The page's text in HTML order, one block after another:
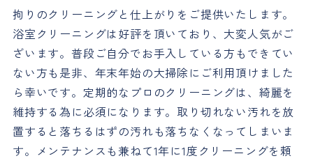
拘りのクリーニングと仕上がりをご提供いたします。
浴室クリーニングは好評を頂いており、大変人気がご
ざいます。普段ご自分でお手入している方もできてい
ない方も是非、年末年始の大掃除にご利用頂けました
ら幸いです。定期的なプロのクリーニングは、綺麗を
維持する為に必須になります。取り切れない汚れを放
置すると落ちるはずの汚れも落ちなくなってしまいま
す。メンテナンスも兼ねて1年に1度クリーニングを頼